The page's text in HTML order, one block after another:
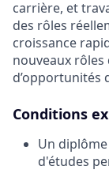
carrière, et
des rôles
croissance
nouveaux
d’opportunités
Conditions
Un
d'études